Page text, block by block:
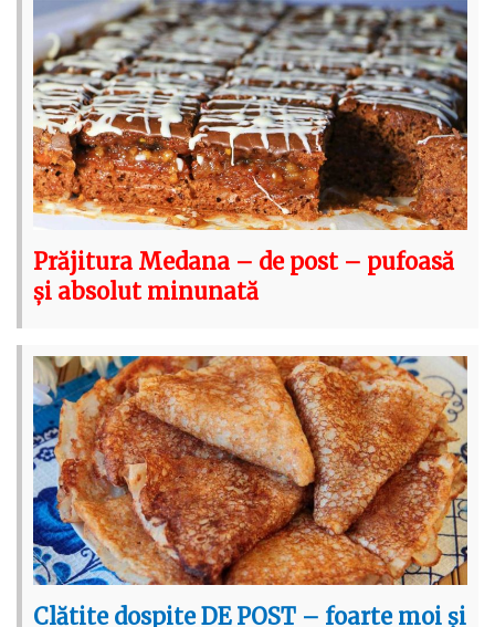
Prăjitura Medana – de post – pufoasă
și absolut minunată
Clătite dospite DE POST – foarte moi și